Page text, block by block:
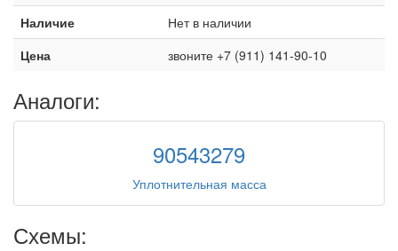
Наличие
Нет в наличии
Цена
звоните +7 (911) 141-90-10
Аналоги:
90543279
Уплотнительная масса
Схемы: